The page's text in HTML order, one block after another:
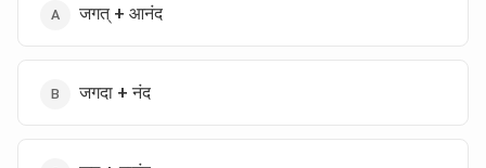
जगत् + आनंद
जगदा + नंद